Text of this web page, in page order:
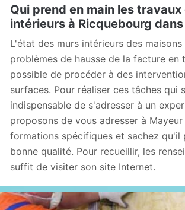
Qui prend en main les
intérieurs à Ricquebourg
L'état des murs intérieurs des
problèmes de hausse de la facture
possible de procéder à des
surfaces. Pour réaliser ces tâches qui
indispensable de s'adresser à un
proposons de vous adresser à
formations spécifiques et sachez
bonne qualité. Pour recueillir, les
suffit de visiter son site Internet.